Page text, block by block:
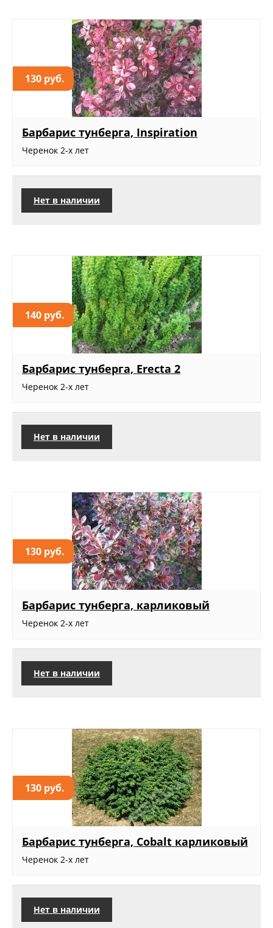
130 руб.
Барбарис тунберга, Inspiration
Черенок 2-х лет
Нет в наличии
140 руб.
Барбарис тунберга, Erecta 2
Черенок 2-х лет
Нет в наличии
130 руб.
Барбарис тунберга, карликовый
Черенок 2-х лет
Нет в наличии
130 руб.
Барбарис тунберга, Cobalt карликовый
Черенок 2-х лет
Нет в наличии